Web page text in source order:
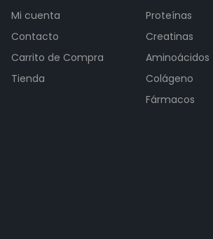
Mi cuenta
Contacto
Carrito de Compra
Tienda
Proteínas
Creatinas
Aminoácidos
Colágeno
Fármacos